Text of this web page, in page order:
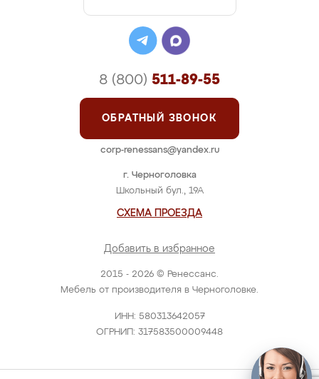
2015 - 2026 © Ренессанс.
Мебель от производителя в Черноголовке.
ИНН: 580313642057
ОГРНИП: 317583500009448
г. Черноголовка
Школьный бул., 19А
СХЕМА ПРОЕЗДА
Добавить в избранное
8 (800) 511-89-55
ОБРАТНЫЙ ЗВОНОК
corp-renessans@yandex.ru